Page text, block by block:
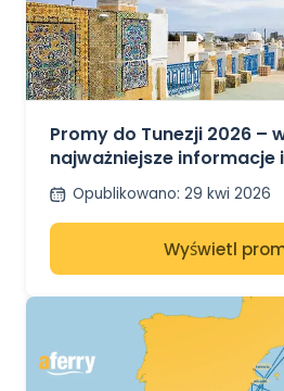
Promy do Tunezji 2026 –
najważniejsze informacje
cenowe
Opublikowano: 29 kwi 2026
Wyświetl